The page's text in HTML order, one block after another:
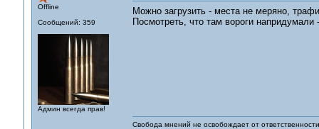
Offline
Сообщений: 359
Админ всегда прав!
Можно загрузить - места не меряно,
Посмотреть, что там вороги напридумали
Свобода мнений не освобождает от